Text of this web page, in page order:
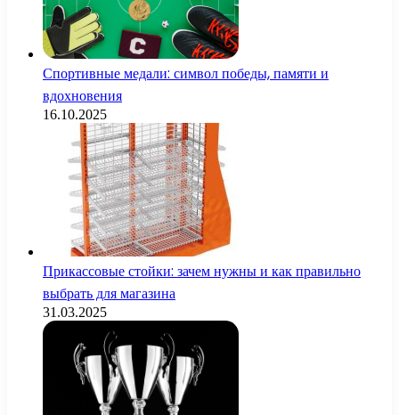
Спортивные медали: символ победы, памяти и
вдохновения
16.10.2025
Прикассовые стойки: зачем нужны и как правильно
выбрать для магазина
31.03.2025